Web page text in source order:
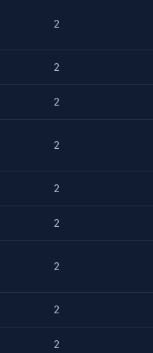
2
2
2
2
2
2
2
2
2